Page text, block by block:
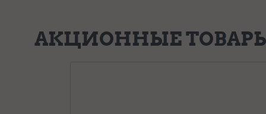
АКЦИОННЫЕ